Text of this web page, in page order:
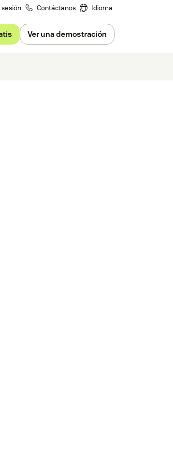
sesión Contáctanos Idioma
Ver una demostración